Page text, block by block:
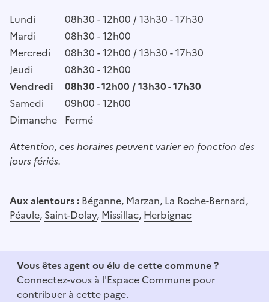
Lundi
08h30 - 12h00 / 13h30 - 17h30
Mardi
08h30 - 12h00
Mercredi
08h30 - 12h00 / 13h30 - 17h30
Jeudi
08h30 - 12h00
Vendredi
08h30 - 12h00 / 13h30 - 17h30
Samedi
09h00 - 12h00
Dimanche Fermé
Attention, ces horaires peuvent varier en fonction des
jours fériés.
Aux alentours : Béganne, Marzan, La Roche-Bernard,
Péaule, Saint-Dolay, Missillac, Herbignac
Vous êtes agent ou élu de cette commune ?
Connectez-vous à l'Espace Commune pour
contribuer à cette page.